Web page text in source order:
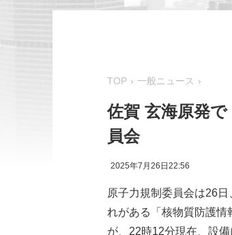
TOP 一般ニュース
佐賀 玄海原発
員会
2025年7月26日22:56
原子力規制委員会は26
れがある「核物質防護
が、22時12分現在、設